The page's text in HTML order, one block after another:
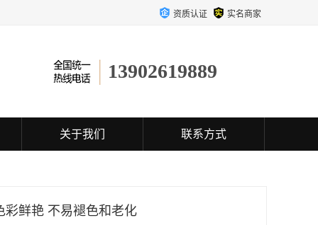
资质认证 实名商家
13902619889
关于我们 联系方式
彩鲜艳 不易褪色和老化